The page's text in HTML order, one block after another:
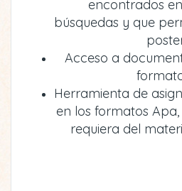
encontrados
búsquedas y que
Acceso a
Herramienta de
en los formatos
requiera del